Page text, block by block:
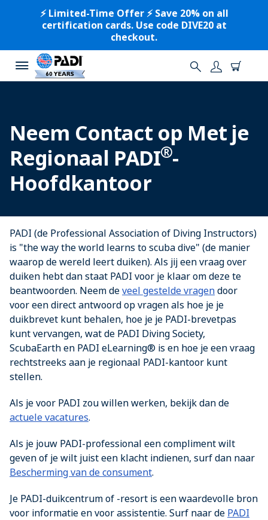
⚡️ Limited-Time Offer ⚡️ Save 20% on all
certification cards. Use code DIVE20 at
checkout.
Neem Contact op Met je
Regionaal PADI®-
Hoofdkantoor
PADI (de Professional Association of Diving Instructors)
is "the way the world learns to scuba dive" (de manier
waarop de wereld leert duiken). Als jij een vraag over
duiken hebt dan staat PADI voor je klaar om deze te
beantwoorden. Neem deveel gestelde vragendoor
voor een direct antwoord op vragen als hoe je je
duikbrevet kunt behalen, hoe je je PADI-brevetpas
kunt vervangen, wat de PADI Diving Society,
ScubaEarth en PADI eLearning® is en hoe je een vraag
rechtstreeks aan je regionaal PADI-kantoor kunt
stellen.
Als je voor PADI zou willen werken, bekijk dan de
actuele vacatures.
Als je jouw PADI-professional een compliment wilt
geven of je wilt juist een klacht indienen, surf dan naar
Bescherming van de consument.
Je PADI-duikcentrum of -resort is een waardevolle bron
voor informatie en voor assistentie. Surf naar de PADI